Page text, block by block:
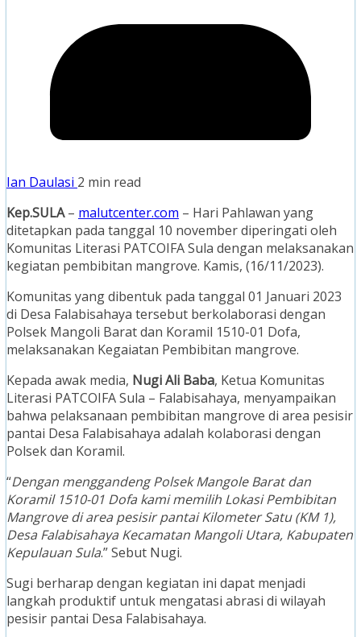
Ian Daulasi 2 min read
Kep.SULA– malutcenter.com – Hari Pahlawan yang
ditetapkan pada tanggal 10 november diperingati oleh
Komunitas Literasi PATCOIFA Sula dengan melaksanakan
kegiatan pembibitan mangrove. Kamis, (16/11/2023).
Komunitas yang dibentuk pada tanggal 01 Januari 2023
di Desa Falabisahaya tersebut berkolaborasi dengan
Polsek Mangoli Barat dan Koramil 1510-01 Dofa,
melaksanakan Kegaiatan Pembibitan mangrove.
Kepada awak media, Nugi Ali Baba, Ketua Komunitas
Literasi PATCOIFA Sula – Falabisahaya, menyampaikan
bahwa pelaksanaan pembibitan mangrove di area pesisir
pantai Desa Falabisahaya adalah kolaborasi dengan
Polsek dan Koramil.
“Dengan menggandeng Polsek Mangole Barat dan
Koramil 1510-01 Dofa kami memilih Lokasi Pembibitan
Mangrove di area pesisir pantai Kilometer Satu (KM 1),
Desa Falabisahaya Kecamatan Mangoli Utara, Kabupaten
Kepulauan Sula.” Sebut Nugi.
Sugi berharap dengan kegiatan ini dapat menjadi
langkah produktif untuk mengatasi abrasi di wilayah
pesisir pantai Desa Falabisahaya.